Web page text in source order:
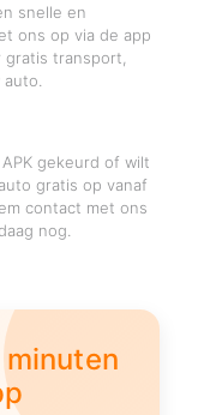
snelle en
ons op via de app
transport,
gekeurd of wilt
gratis op vanaf
contact met ons
nog.